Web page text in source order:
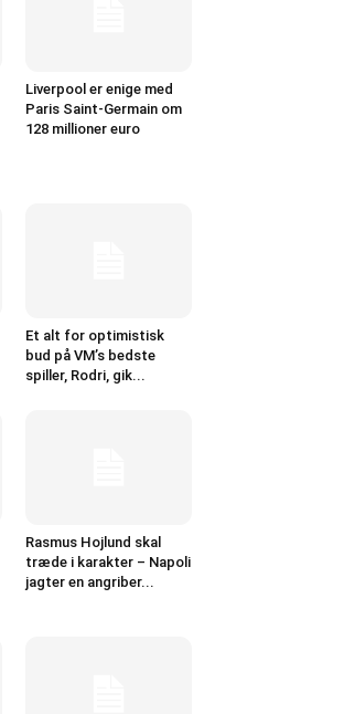
Liverpool er enige med
Paris Saint-Germain om
128 millioner euro
Et alt for optimistisk
bud på VM’s bedste
spiller, Rodri, gik...
Rasmus Hojlund skal
træde i karakter – Napoli
jagter en angriber...